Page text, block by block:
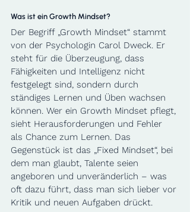
Was ist ein Growth Mindset?
Der Begriff „Growth Mindset“ stammt
von der Psychologin Carol Dweck. Er
steht für die Überzeugung, dass
Fähigkeiten und Intelligenz nicht
festgelegt sind, sondern durch
ständiges Lernen und Üben wachsen
können. Wer ein Growth Mindset pflegt,
sieht Herausforderungen und Fehler
als Chance zum Lernen. Das
Gegenstück ist das „Fixed Mindset“, bei
dem man glaubt, Talente seien
angeboren und unveränderlich – was
oft dazu führt, dass man sich lieber vor
Kritik und neuen Aufgaben drückt.